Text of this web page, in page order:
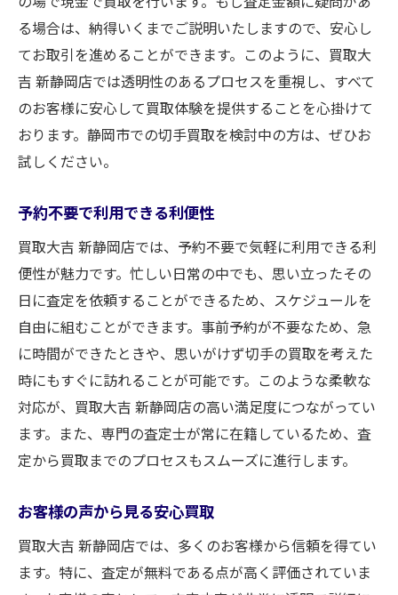
る場合は、納得いくまでご説明いたしますので、安心し
てお取引を進めることができます。このように、買取大
吉 新静岡店では透明性のあるプロセスを重視し、すべて
のお客様に安心して買取体験を提供することを心掛けて
おります。静岡市での切手買取を検討中の方は、ぜひお
試しください。
予約不要で利用できる利便性
買取大吉 新静岡店では、予約不要で気軽に利用できる利
便性が魅力です。忙しい日常の中でも、思い立ったその
日に査定を依頼することができるため、スケジュールを
自由に組むことができます。事前予約が不要なため、急
に時間ができたときや、思いがけず切手の買取を考えた
時にもすぐに訪れることが可能です。このような柔軟な
対応が、買取大吉 新静岡店の高い満足度につながってい
ます。また、専門の査定士が常に在籍しているため、査
定から買取までのプロセスもスムーズに進行します。
お客様の声から見る安心買取
買取大吉 新静岡店では、多くのお客様から信頼を得てい
ます。特に、査定が無料である点が高く評価されていま